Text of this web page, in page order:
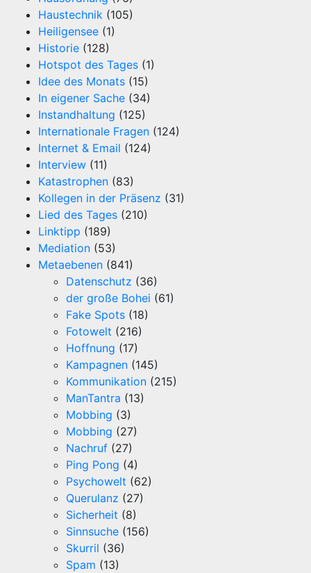
Haustechnik (105)
Heiligensee (1)
Historie (128)
Hotspot des Tages (1)
Idee des Monats (15)
In eigener Sache (34)
Instandhaltung (125)
Internationale Fragen (124)
Internet & Email (124)
Interview (11)
Katastrophen (83)
Kollegen in der Präsenz (31)
Lied des Tages (210)
Linktipp (189)
Mediation (53)
Metaebenen (841)
Datenschutz (36)
der große Bohei (61)
Fake Spots (18)
Fotowelt (216)
Hoffnung (17)
Kampagnen (145)
Kommunikation (215)
ManTantra (13)
Mobbing (3)
Mobbing (27)
Nachruf (27)
Ping Pong (4)
Psychowelt (62)
Querulanz (27)
Sicherheit (8)
Sinnsuche (156)
Skurril (36)
Spam (13)